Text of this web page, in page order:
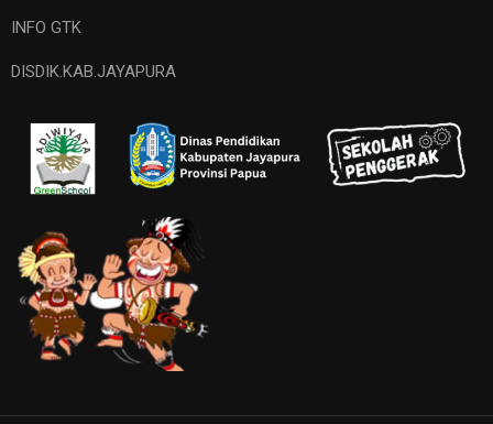
INFO GTK
DISDIK.KAB.JAYAPURA